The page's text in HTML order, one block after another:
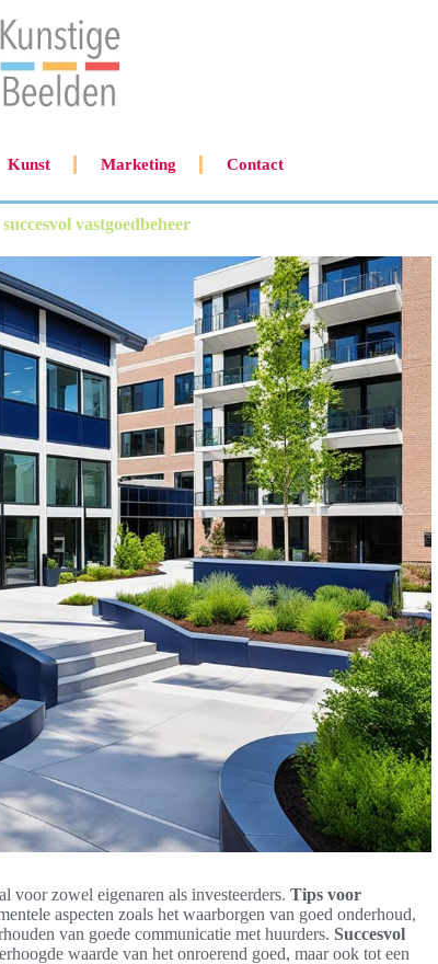
Kunst Marketing Contact
vastgoedbeheer
voor zowel eigenaren als investeerders. Tips voor
aspecten zoals het waarborgen van goed onderhoud,
van goede communicatie met huurders. Succesvol
waarde van het onroerend goed, maar ook tot een